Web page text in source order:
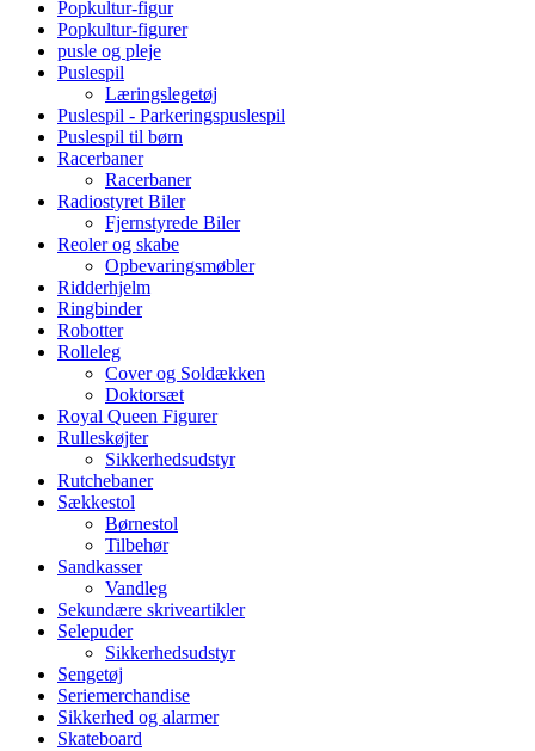
Popkultur-figur
Popkultur-figurer
pusle og pleje
Puslespil
Læringslegetøj
Puslespil - Parkeringspuslespil
Puslespil til børn
Racerbaner
Racerbaner
Radiostyret Biler
Fjernstyrede Biler
Reoler og skabe
Opbevaringsmøbler
Ridderhjelm
Ringbinder
Robotter
Rolleleg
Cover og Soldækken
Doktorsæt
Royal Queen Figurer
Rulleskøjter
Sikkerhedsudstyr
Rutchebaner
Sækkestol
Børnestol
Tilbehør
Sandkasser
Vandleg
Sekundære skriveartikler
Selepuder
Sikkerhedsudstyr
Sengetøj
Seriemerchandise
Sikkerhed og alarmer
Skateboard